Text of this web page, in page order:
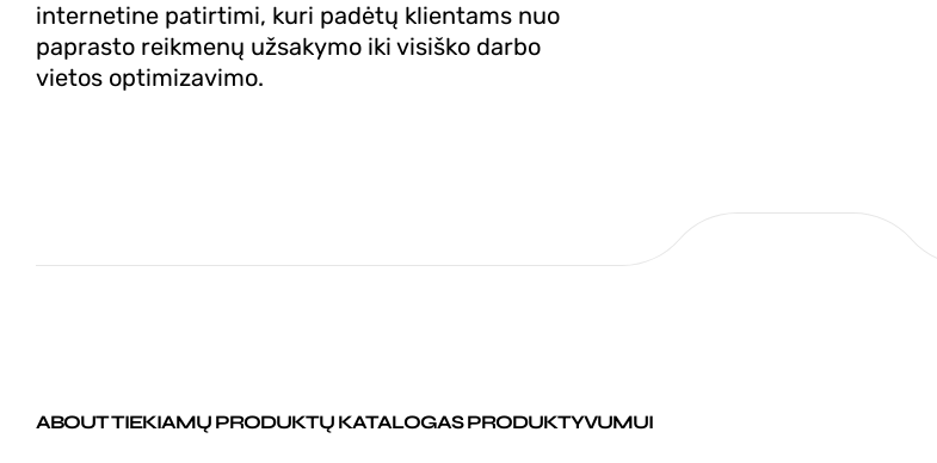
internetine patirtimi, kuri padėtų klientams nuo
paprasto reikmenų užsakymo iki visiško darbo
vietos optimizavimo.
ABOUT TIEKIAMŲ PRODUKTŲ KATALOGAS PRODUKTYVUMUI